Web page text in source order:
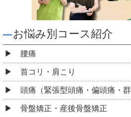
お悩み別コース紹介
腰痛
首コリ・肩こり
頭痛（緊張型頭痛・偏頭痛・群
骨盤矯正・産後骨盤矯正